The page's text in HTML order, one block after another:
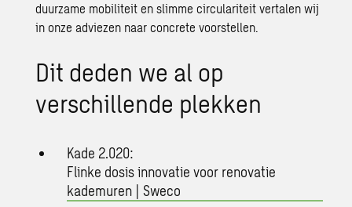
duurzame mobiliteit en slimme circulariteit vertalen wij
in onze adviezen naar concrete voorstellen.
Dit deden we al op
verschillende plekken
Kade 2.020:
Flinke dosis innovatie voor renovatie
kademuren | Sweco